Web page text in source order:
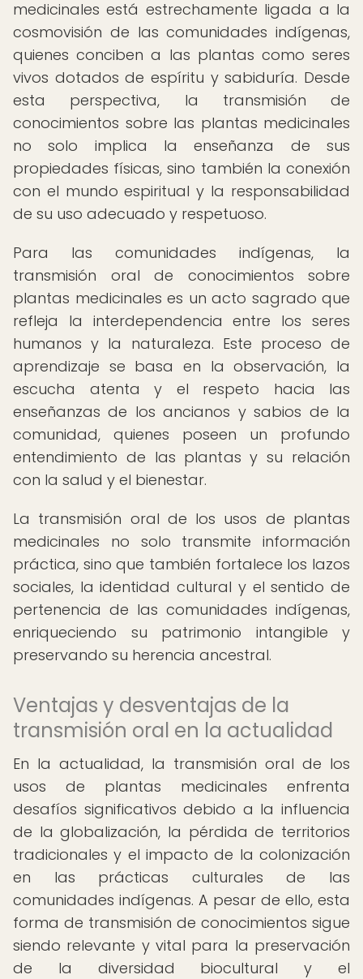
medicinales está estrechamente ligada a la
cosmovisión de las comunidades indígenas,
quienes conciben a las plantas como seres
vivos dotados de espíritu y sabiduría. Desde
esta perspectiva, la transmisión de
conocimientos sobre las plantas medicinales
no solo implica la enseñanza de sus
propiedades físicas, sino también la conexión
con el mundo espiritual y la responsabilidad
de su uso adecuado y respetuoso.
Para las comunidades indígenas, la
transmisión oral de conocimientos sobre
plantas medicinales es un acto sagrado que
refleja la interdependencia entre los seres
humanos y la naturaleza. Este proceso de
aprendizaje se basa en la observación, la
escucha atenta y el respeto hacia las
enseñanzas de los ancianos y sabios de la
comunidad, quienes poseen un profundo
entendimiento de las plantas y su relación
con la salud y el bienestar.
La transmisión oral de los usos de plantas
medicinales no solo transmite información
práctica, sino que también fortalece los lazos
sociales, la identidad cultural y el sentido de
pertenencia de las comunidades indígenas,
enriqueciendo su patrimonio intangible y
preservando su herencia ancestral.
Ventajas y desventajas de la
transmisión oral en la actualidad
En la actualidad, la transmisión oral de los
usos de plantas medicinales enfrenta
desafíos significativos debido a la influencia
de la globalización, la pérdida de territorios
tradicionales y el impacto de la colonización
en las prácticas culturales de las
comunidades indígenas. A pesar de ello, esta
forma de transmisión de conocimientos sigue
siendo relevante y vital para la preservación
de la diversidad biocultural y el